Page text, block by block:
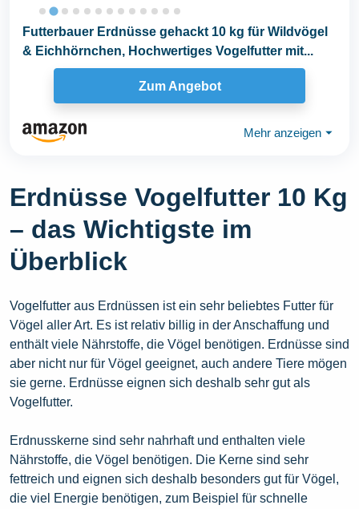
Futterbauer Erdnüsse gehackt 10 kg für Wildvögel
& Eichhörnchen, Hochwertiges Vogelfutter mit...
Zum Angebot
Mehr anzeigen ⏷
Erdnüsse Vogelfutter 10 Kg
– das Wichtigste im
Überblick
Vogelfutter aus Erdnüssen ist ein sehr beliebtes Futter für
Vögel aller Art. Es ist relativ billig in der Anschaffung und
enthält viele Nährstoffe, die Vögel benötigen. Erdnüsse sind
aber nicht nur für Vögel geeignet, auch andere Tiere mögen
sie gerne. Erdnüsse eignen sich deshalb sehr gut als
Vogelfutter.
Erdnusskerne sind sehr nahrhaft und enthalten viele
Nährstoffe, die Vögel benötigen. Die Kerne sind sehr
fettreich und eignen sich deshalb besonders gut für Vögel,
die viel Energie benötigen, zum Beispiel für schnelle